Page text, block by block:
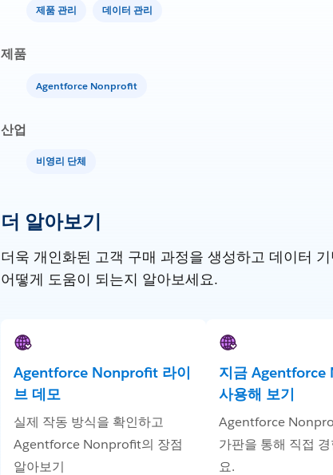
제품 관리 데이터 관리
제품
Agentforce Nonprofit
산업
비영리 단체
더 알아보기
더욱 개인화된 고객 구매 과정을 생성하고 데이터
어떻게 도움이 되는지 알아보세요.
Agentforce Nonprofit 라이
브 데모
실제 작동 방식을 확인하고
Agentforce Nonprofit의 장점
알아보기
지금
사용해 보기
Agentforce
가판을 통해 직접
요.